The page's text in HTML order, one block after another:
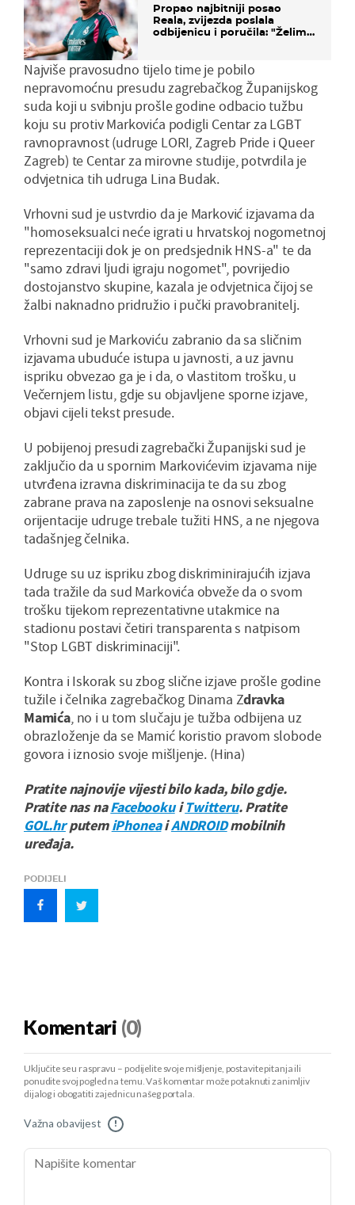
Propao najbitniji posao
Reala, zvijezda poslala
odbijenicu i poručila: "Želim
Najviše pravosudno tijelo time je pobilo
nepravomoćnu presudu zagrebačkog Županijskog
suda koji u svibnju prošle godine odbacio tužbu
koju su protiv Markovića podigli Centar za LGBT
ravnopravnost (udruge LORI, Zagreb Pride i Queer
Zagreb) te Centar za mirovne studije, potvrdila je
odvjetnica tih udruga Lina Budak.
Vrhovni sud je ustvrdio da je Marković izjavama da
"homoseksualci neće igrati u hrvatskoj nogometnoj
reprezentaciji dok je on predsjednik HNS-a" te da
"samo zdravi ljudi igraju nogomet", povrijedio
dostojanstvo skupine, kazala je odvjetnica čijoj se
žalbi naknadno pridružio i pučki pravobranitelj.
Vrhovni sud je Markoviću zabranio da sa sličnim
izjavama ubuduće istupa u javnosti, a uz javnu
ispriku obvezao ga je i da, o vlastitom trošku, u
Večernjem listu, gdje su objavljene sporne izjave,
objavi cijeli tekst presude.
U pobijenoj presudi zagrebački Županijski sud je
zaključio da u spornim Markovićevim izjavama nije
utvrđena izravna diskriminacija te da su zbog
zabrane prava na zaposlenje na osnovi seksualne
orijentacije udruge trebale tužiti HNS, a ne njegova
tadašnjeg čelnika.
Udruge su uz ispriku zbog diskriminirajućih izjava
tada tražile da sud Markovića obveže da o svom
trošku tijekom reprezentativne utakmice na
stadionu postavi četiri transparenta s natpisom
"Stop LGBT diskriminaciji".
Kontra i Iskorak su zbog slične izjave prošle godine
tužile i čelnika zagrebačkog Dinama Zdravka
Mamića, no i u tom slučaju je tužba odbijena uz
obrazloženje da se Mamić koristio pravom slobode
govora i iznosio svoje mišljenje. (Hina)
Pratite najnovije vijesti bilo kada, bilo gdje.
Pratite nas naFacebookuiTwitteru. Pratite
GOL.hrputemiPhoneaiANDROIDmobilnih
uređaja.
PODIJELI
Komentari (0)
Uključite se u raspravu – podijelite svoje mišljenje, postavite pitanja ili
ponudite svoj pogled na temu. Vaš komentar može potaknuti zanimljiv
dijalog i obogatiti zajednicu našeg portala.
Važna obavijest !